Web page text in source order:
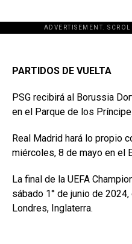
ADVERTISEMENT.
PARTIDOS DE VUELTA
PSG recibirá al Borussia
en el Parque de los
Real Madrid hará lo propio
miércoles, 8 de mayo en el
La final de la UEFA
sábado 1° de junio de
Londres, Inglaterra.